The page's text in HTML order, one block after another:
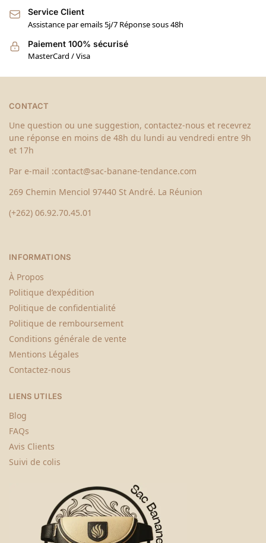
Service Client
Assistance par emails 5j/7 Réponse sous 48h
Paiement 100% sécurisé
MasterCard / Visa
CONTACT
Une question ou une suggestion, contactez-nous et recevrez
une réponse en moins de 48h du lundi au vendredi entre 9h
et 17h
Par e-mail :contact@sac-banane-tendance.com
269 Chemin Menciol 97440 St André. La Réunion
(+262) 06.92.70.45.01
INFORMATIONS
À Propos
Politique d’expédition
Politique de confidentialité
Politique de remboursement
Conditions générale de vente
Mentions Légales
Contactez-nous
LIENS UTILES
Blog
FAQs
Avis Clients
Suivi de colis